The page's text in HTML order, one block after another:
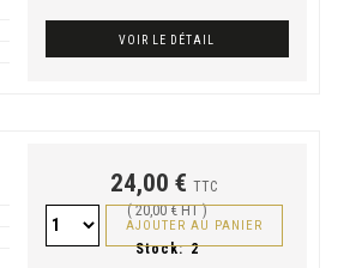
VOIR LE DÉTAIL
24,00 € TTC
( 20,00 € HT )
Stock: 2
AJOUTER AU PANIER